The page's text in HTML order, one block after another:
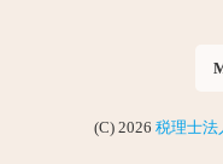
(C) 2026 税理士法